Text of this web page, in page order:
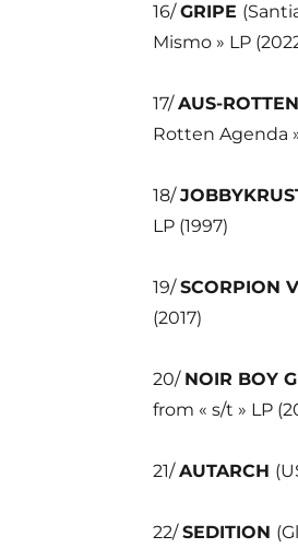
16/GRIPE
Mismo » LP
17/AUS-ROTTEN
Rotten Agenda
18/
LP (1997)
19/SCORPION
(2017)
20/ NOIR BOY
from « s/t » LP
21/AUTARCH
22/SEDITION